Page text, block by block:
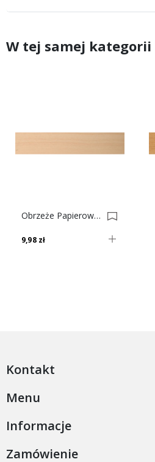
W tej samej kategorii
Obrzeże Papierowe Z Klejem Klon Nr 54 0001609-0001634
9,98 zł
Kontakt
Menu
Informacje
Zamówienie